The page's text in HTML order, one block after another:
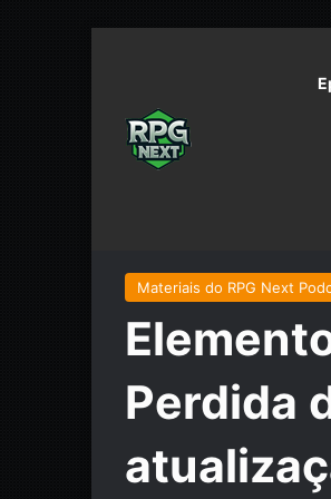
Materiais do RPG Next
Perdida